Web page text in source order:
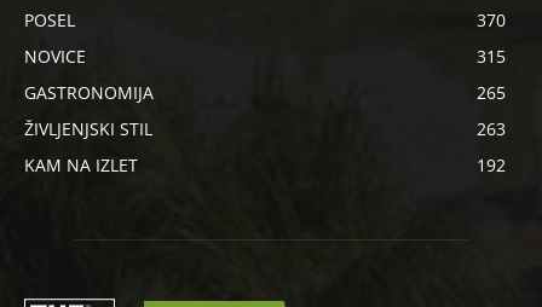
POSEL
370
NOVICE
315
GASTRONOMIJA
265
ŽIVLJENJSKI STIL
263
KAM NA IZLET
192